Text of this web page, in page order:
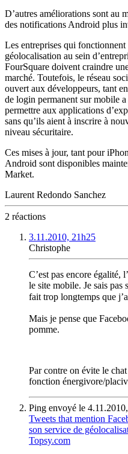
D’autres améliorations sont au
des notifications Android plus
Les entreprises qui
géolocalisation au sein
FourSquare doivent craindre
marché. Toutefois, le réseau
ouvert aux développeurs, tant
de login permanent sur mobile
permettre aux applications
sans qu’ils aient à inscrire à
niveau sécuritaire.
Ces mises à jour, tant pour
Android sont disponibles
Market.
Laurent Redondo Sanchez
2 réactions
3.11.2010, 21h25
Christophe
C’est pas encore égalité,
le site mobile. Je sais pas
fait trop longtemps que
Mais je pense que
pomme.
Par contre on évite le
fonction énergivore/
Ping envoyé le
Tweets that mention
son service de
Topsy.com